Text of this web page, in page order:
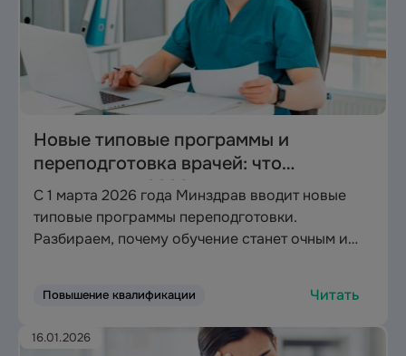
Новые типовые программы и
переподготовка врачей: что
изменится в 2026 году
С 1 марта 2026 года Минздрав вводит новые
типовые программы переподготовки.
Разбираем, почему обучение станет очным и
Повышение квалификации Читать
16.01.2026